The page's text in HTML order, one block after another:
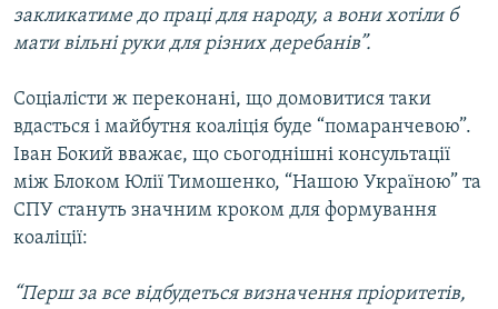
закликатиме до праці для народу, а вони хотіли б
мати вільні руки для різних деребанів”.
Соціалісти ж переконані, що домовитися таки
вдасться і майбутня коаліція буде “помаранчевою”.
Іван Бокий вважає, що сьогоднішні консультації
між Блоком Юлії Тимошенко, “Нашою Україною” та
СПУ стануть значним кроком для формування
коаліції:
“Перш за все відбудеться визначення пріоритетів,